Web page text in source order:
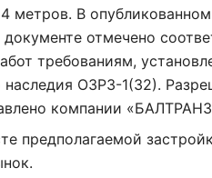
метров. В
отмечено
требованиям,
наследия ОЗРЗ-1(32).
компании
предполагаемой